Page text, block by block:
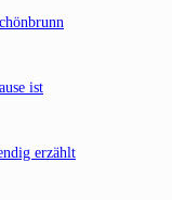
ist
erzählt